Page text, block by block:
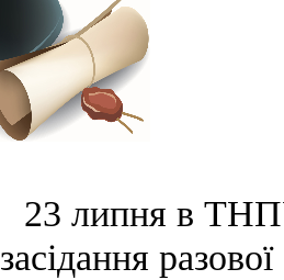
23 липня в
засідання